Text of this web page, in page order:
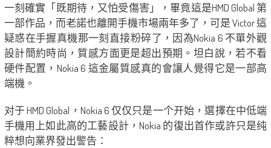
一刻確實「既期待，又怕受傷害」，畢竟這是HMD Global 第
一部作品，而老諾也離開手機市場兩年多了，可是 Victor 這
疑惑在手握真機那一刻直接粉碎了，因為Nokia 6 不單外觀
設計簡約時尚，質感方面更是超出預期。坦白說，若不看
硬件配置，Nokia 6 這金屬質感真的會讓人覺得它是一部高
端機。
对于 HMD Global，Nokia 6 仅仅只是一个开始，選擇在中低端
手機用上如此高的工藝設計，Nokia 的復出首作或許只是纯
粹想向業界發出警告：